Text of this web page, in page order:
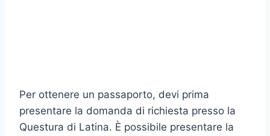
Per ottenere un passaporto, devi prima
presentare la domanda di richiesta presso la
Questura di Latina. È possibile presentare la